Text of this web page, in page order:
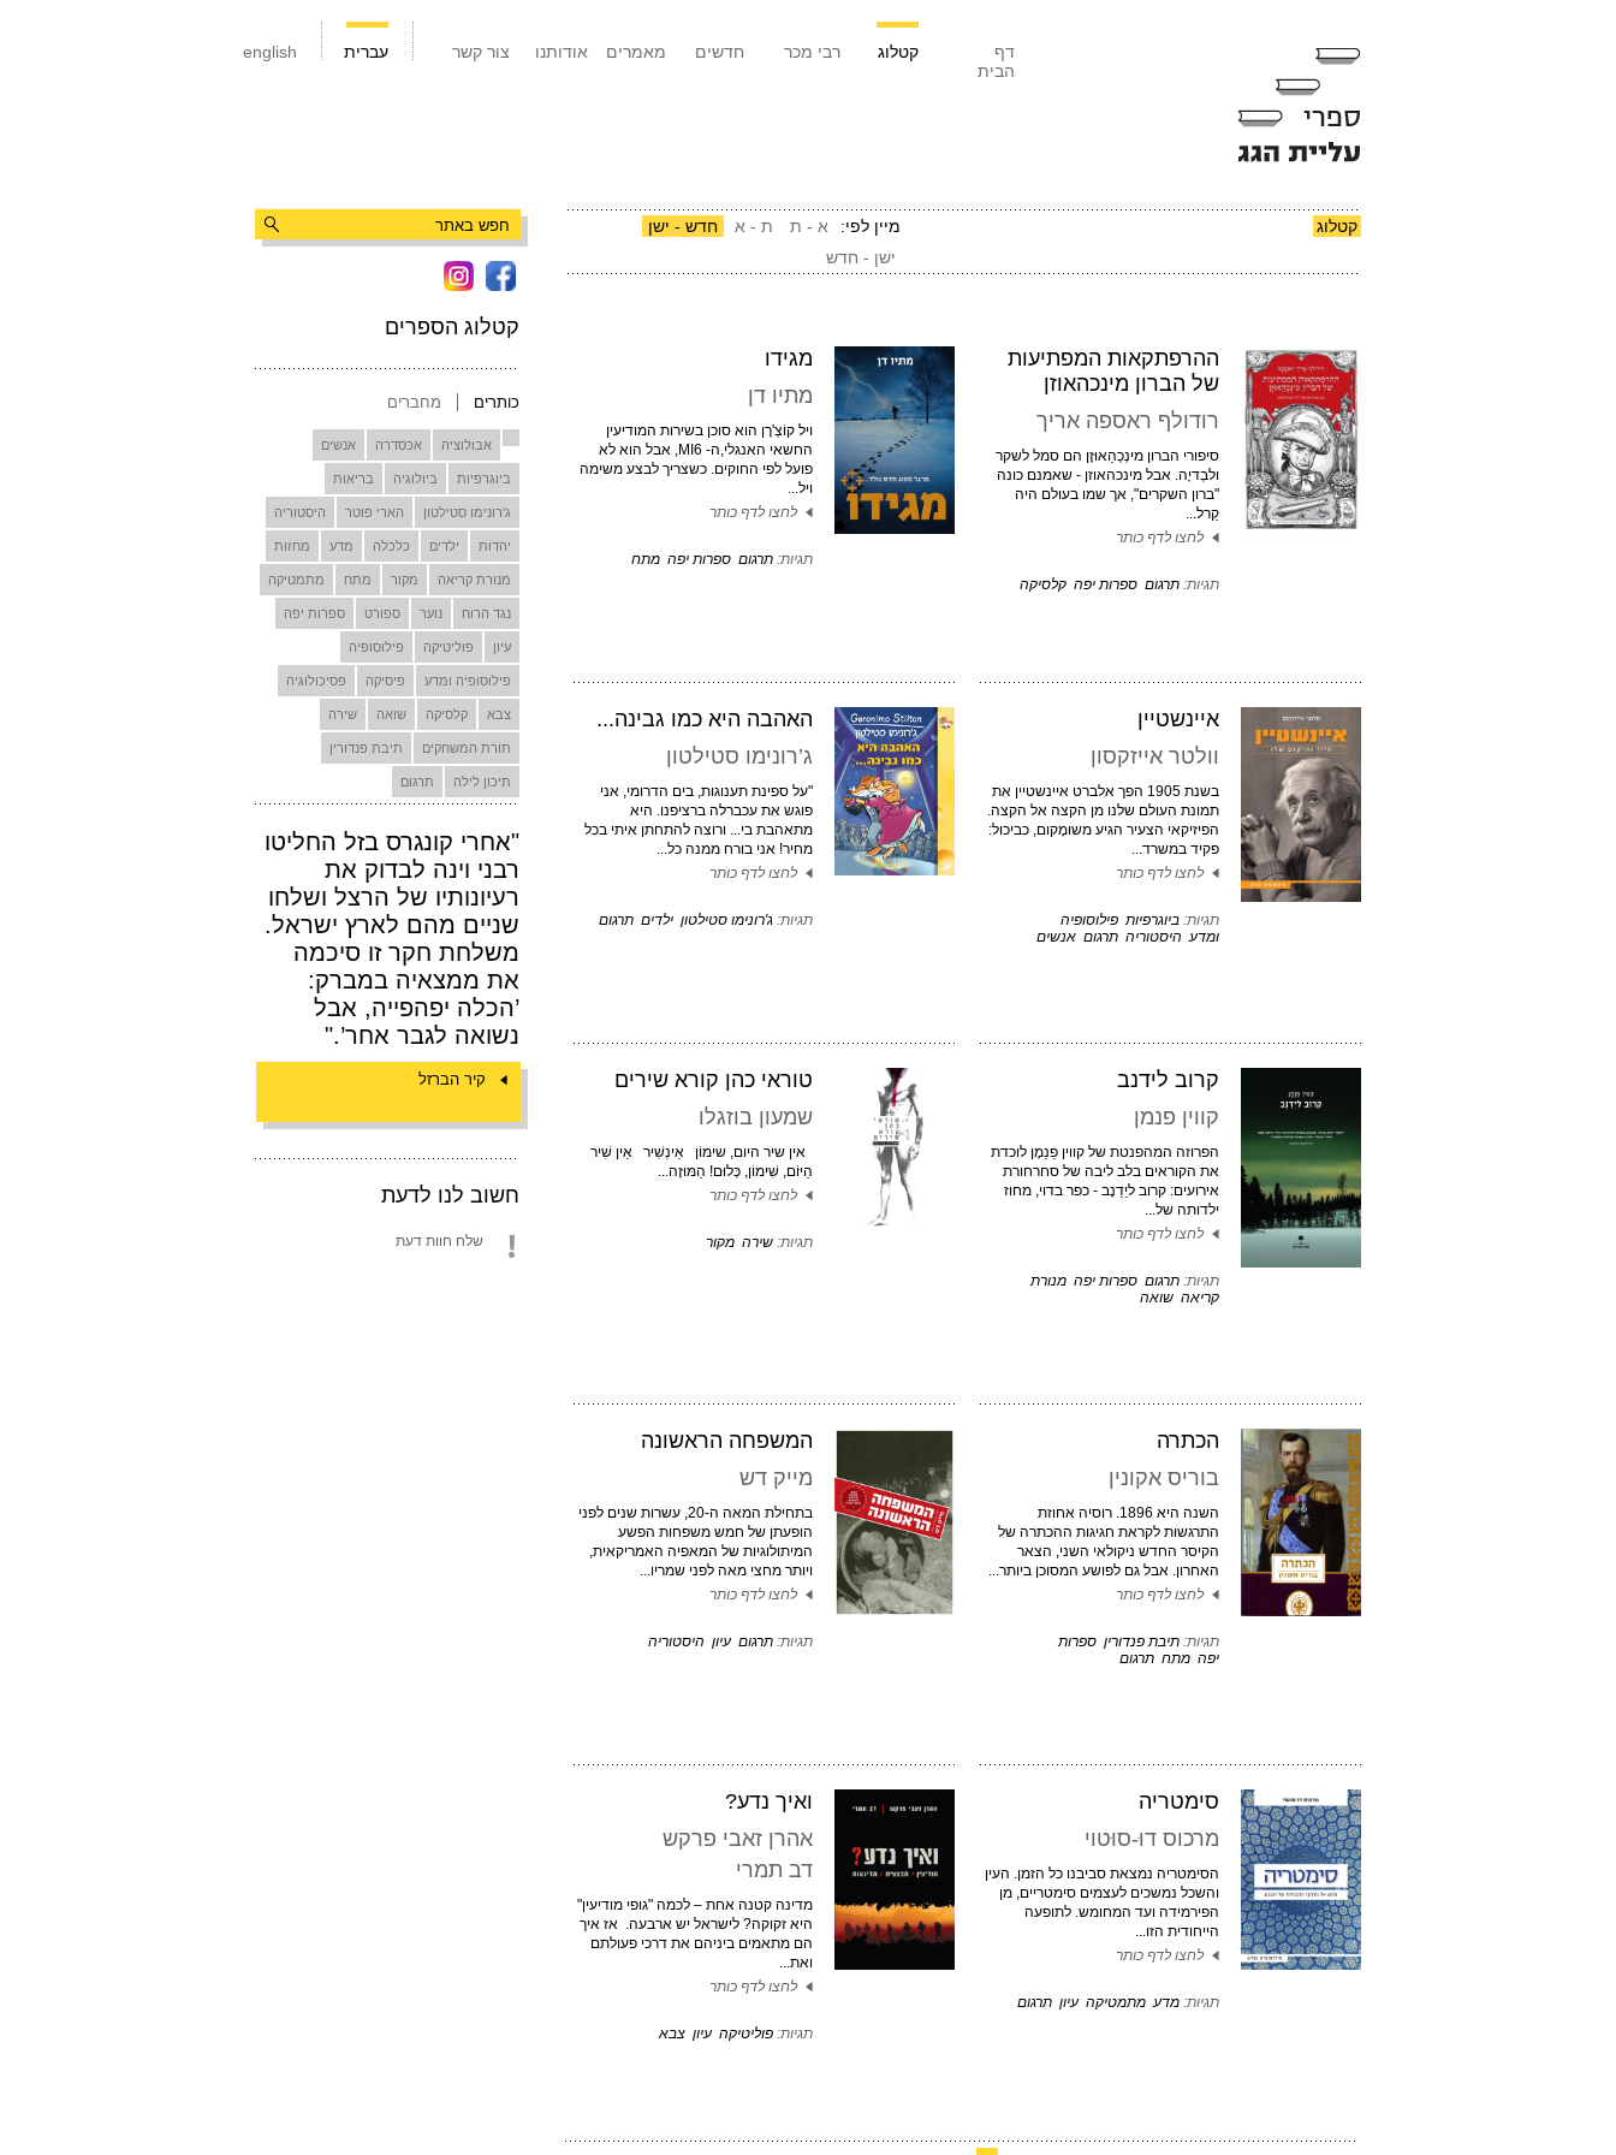
english עברית צור קשר אודותנו מאמרים חדשים רבי מכר קטלוג
דף
הבית
קטלוג הספרים
כותרים מחברים
אבולוציה אכסדרה אנשים
ביוגרפיות ביולוגיה בריאות
ג'רונימו סטילטון הארי פוטר היסטוריה
יהדות ילדים כלכלה מדע מחזות
מנורת קריאה מקור מתח מתמטיקה
נגד הרוח נוער ספורט ספרות יפה
עיון פוליטיקה פילוסופיה
פילוסופיה ומדע פיסיקה פסיכולוגיה
צבא קלסיקה שואה שירה
תורת המשחקים תיבת פנדורין
תיכון לילה תרגום
"אחרי קונגרס בזל החליטו
רבני וינה לבדוק את
רעיונותיו של הרצל ושלחו
שניים מהם לארץ ישראל.
משלחת חקר זו סיכמה
את ממצאיה במברק:
’הכלה יפהפייה, אבל
נשואה לגבר אחר’."
קיר הברזל
חשוב לנו לדעת
שלח חוות דעת
קטלוג מיין לפי: א - ת ת - א
חדש - ישן
ישן - חדש
ההרפתקאות המפתיעות
של הברון מינכהאוזן
רודולף ראספה אריך
סיפורי הברון מינְכְהַאוּזֶן הם סמל לשקר
ולבְדיָה. אבל מינכהאוזן - שאמנם כונה
"ברון השקרים", אך שמו בעולם היה
קַרל...
לחצו לדף כותר
תגיות: תרגום ספרות יפה קלסיקה
מגידו
מתיו דן
ויל קוֹצְ'רֶן הוא סוכן בשירות המודיעין
החשאי האנגלי,ה- MI6, אבל הוא לא
פועל לפי החוקים. כשצריך לבצע משימה
ויל...
לחצו לדף כותר
תגיות: תרגום ספרות יפה מתח
איינשטיין
וולטר אייזקסון
בשנת 1905 הפך אלברט איינשטיין את
תמונת העולם שלנו מן הקצה אל הקצה.
הפיזיקאי הצעיר הגיע משומָקום, כביכול:
פקיד במשרד...
לחצו לדף כותר
תגיות: ביוגרפיות פילוסופיה
ומדע היסטוריה תרגום אנשים
האהבה היא כמו גבינה...
ג’רונימו סטילטון
"על ספינת תענוגות, בים הדרומי, אני
פוגש את עכברלה ברציפנו. היא
מתאהבת בי... ורוצה להתחתן איתי בכל
מחיר! אני בורח ממנה כל...
לחצו לדף כותר
תגיות: ג'רונימו סטילטון ילדים תרגום
קרוב לידנב
קווין פנמן
הפרוזה המהפנטת של קווין פֵנֵמָן לוכדת
את הקוראים בלב ליבה של סחרחורת
אירועים: קרוב ליֵדֵנֶב - כפר בדוי, מחוז
ילדותה של...
לחצו לדף כותר
תגיות: תרגום ספרות יפה מנורת
קריאה שואה
טוראי כהן קורא שירים
שמעון בוזגלו
אין שיר היום, שימוֹן אֵינְשִׁיר אֵין שִׁיר
הַיּוֹם, שִׁימוֹן, כְּלוּם! הַמּוּזָה...
לחצו לדף כותר
תגיות: שירה מקור
הכתרה
בוריס אקונין
השנה היא 1896. רוסיה אחוזת
התרגשות לקראת חגיגות ההכתרה של
הקיסר החדש ניקולאי השני, הצאר
האחרון. אבל גם לפושע המסוכן ביותר...
לחצו לדף כותר
תגיות: תיבת פנדורין ספרות
יפה מתח תרגום
המשפחה הראשונה
מייק דש
בתחילת המאה ה-20, עשרות שנים לפני
הופעתן של חמש משפחות הפשע
המיתולוגיות של המאפיה האמריקאית,
ויותר מחצי מאה לפני שמריו...
לחצו לדף כותר
תגיות: תרגום עיון היסטוריה
סימטריה
מרכוס דוּ-סוּטוי
הסימטריה נמצאת סביבנו כל הזמן. העין
והשכל נמשכים לעצמים סימטריים, מן
הפירמידה ועד המחומש. לתופעה
הייחודית הזו...
לחצו לדף כותר
תגיות: מדע מתמטיקה עיון תרגום
ואיך נדע?
אהרן זאבי פרקש
דב תמרי
מדינה קטנה אחת – לכמה "גופי מודיעין"
היא זקוקה? לישראל יש ארבעה. אז איך
הם מתאמים ביניהם את דרכי פעולתם
ואת...
לחצו לדף כותר
תגיות: פוליטיקה עיון צבא